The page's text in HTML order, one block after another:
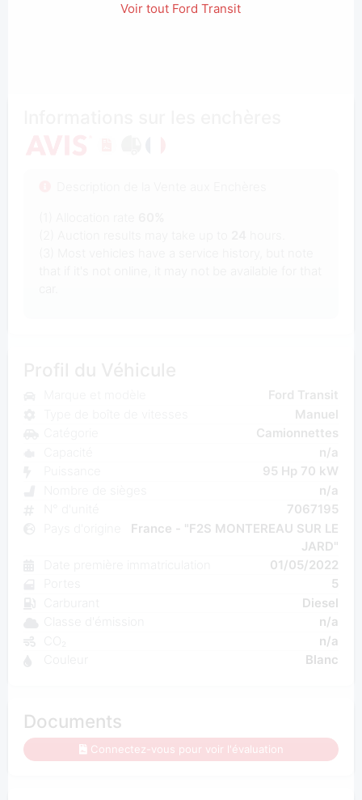
Voir tout Ford Transit
Ford Transit
Manuel
Camionnettes
n/a
95 Hp 70 kW
n/a
7067195
France - "F2S MONTEREAU SUR LE
JARD"
01/05/2022
5
Diesel
n/a
n/a
Blanc
Documents
Connectez-vous pour voir l'évaluation